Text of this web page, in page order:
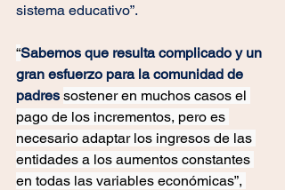
sistema educativo”.
“Sabemos que resulta complicado y un
gran esfuerzo para la comunidad de
padres sostener en muchos casos el
pago de los incrementos, pero es
necesario adaptar los ingresos de las
entidades a los aumentos constantes
en todas las variables económicas”,